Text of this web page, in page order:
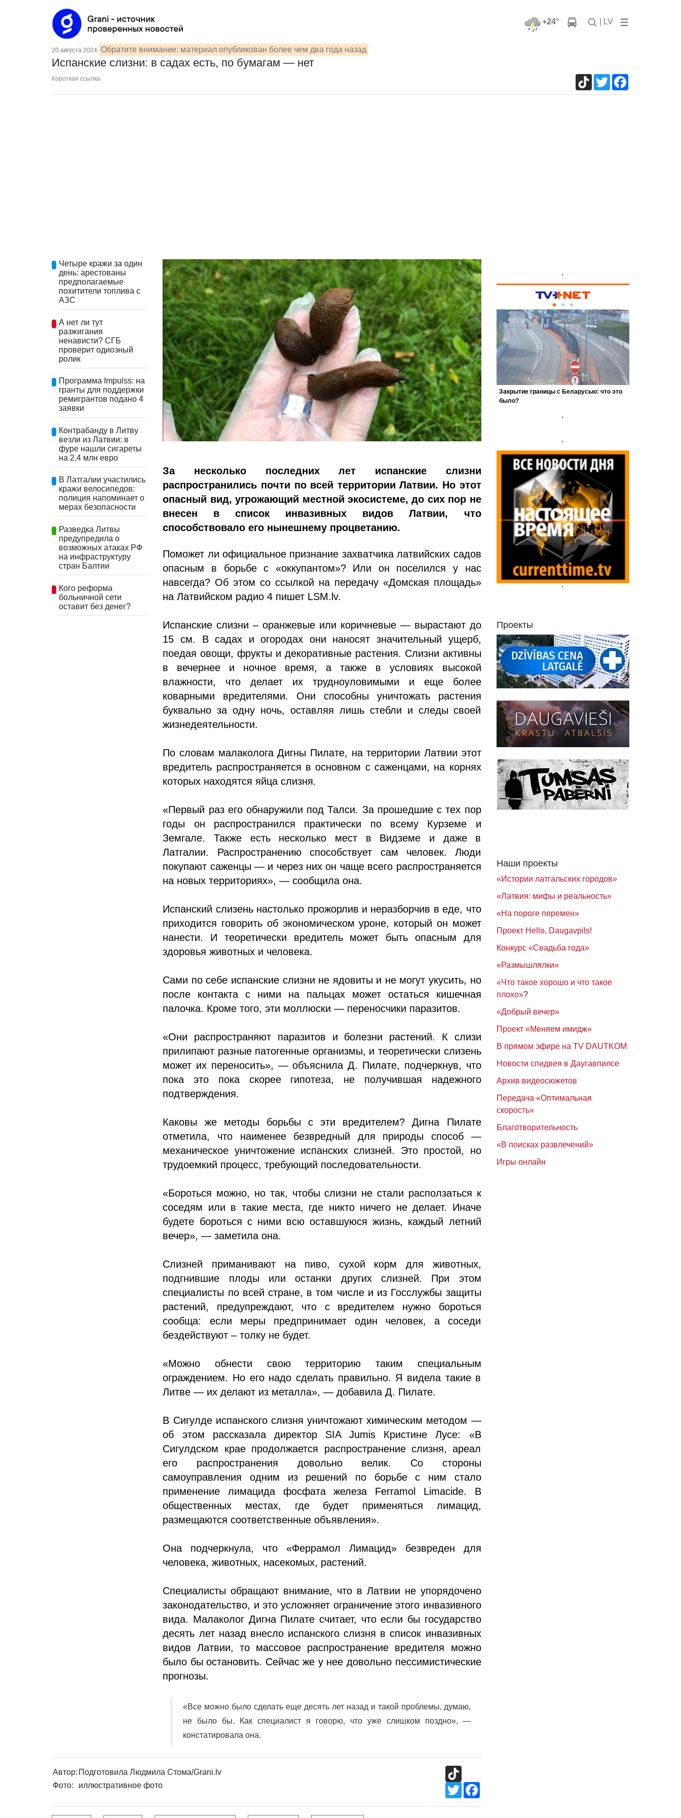
+24° | LV
20 августа 2024 Обратите внимание: материал опубликован более чем два года назад
Испанские слизни: в садах есть, по бумагам — нет
Короткая ссылка TikTokTwitter
Четыре кражи за один
день: арестованы
предполагаемые
похитители топлива с
АЗС
А нет ли тут
разжигания
ненависти? СГБ
проверит одиозный
ролик
Программа Impulss: на
гранты для поддержки
ремигрантов подано 4
заявки
Контрабанду в Литву
везли из Латвии: в
фуре нашли сигареты
на 2,4 млн евро
В Латгалии участились
кражи велосипедов:
полиция напоминает о
мерах безопасности
Разведка Литвы
предупредила о
возможных атаках РФ
на инфраструктуру
стран Балтии
Кого реформа
больничной сети
оставит без денег?
За несколько последних лет испанские слизни
распространились почти по всей территории Латвии. Но этот
опасный вид, угрожающий местной экосистеме, до сих пор не
внесен в список инвазивных видов Латвии, что
способствовало его нынешнему процветанию.
Поможет ли официальное признание захватчика латвийских садов
опасным в борьбе с «оккупантом»? Или он поселился у нас
навсегда? Об этом со ссылкой на передачу «Домская площадь»
на Латвийском радио 4 пишет LSM.lv.
Испанские слизни – оранжевые или коричневые — вырастают до
15 см. В садах и огородах они наносят значительный ущерб,
поедая овощи, фрукты и декоративные растения. Слизни активны
в вечернее и ночное время, а также в условиях высокой
влажности, что делает их трудноуловимыми и еще более
коварными вредителями. Они способны уничтожать растения
буквально за одну ночь, оставляя лишь стебли и следы своей
жизнедеятельности.
По словам малаколога Дигны Пилате, на территории Латвии этот
вредитель распространяется в основном с саженцами, на корнях
которых находятся яйца слизня.
«Первый раз его обнаружили под Талси. За прошедшие с тех пор
годы он распространился практически по всему Курземе и
Земгале. Также есть несколько мест в Видземе и даже в
Латгалии. Распространению способствует сам человек. Люди
покупают саженцы — и через них он чаще всего распространяется
на новых территориях», — сообщила она.
Испанский слизень настолько прожорлив и неразборчив в еде, что
приходится говорить об экономическом уроне, который он может
нанести. И теоретически вредитель может быть опасным для
здоровья животных и человека.
Сами по себе испанские слизни не ядовиты и не могут укусить, но
после контакта с ними на пальцах может остаться кишечная
палочка. Кроме того, эти моллюски — переносчики паразитов.
«Они распространяют паразитов и болезни растений. К слизи
прилипают разные патогенные организмы, и теоретически слизень
может их переносить», — объяснила Д. Пилате, подчеркнув, что
пока это пока скорее гипотеза, не получившая надежного
подтверждения.
Каковы же методы борьбы с эти вредителем? Дигна Пилате
отметила, что наименее безвредный для природы способ —
механическое уничтожение испанских слизней. Это простой, но
трудоемкий процесс, требующий последовательности.
«Бороться можно, но так, чтобы слизни не стали расползаться к
соседям или в такие места, где никто ничего не делает. Иначе
будете бороться с ними всю оставшуюся жизнь, каждый летний
вечер», — заметила она.
Слизней приманивают на пиво, сухой корм для животных,
подгнившие плоды или останки других слизней. При этом
специалисты по всей стране, в том числе и из Госслужбы защиты
растений, предупреждают, что с вредителем нужно бороться
сообща: если меры предпринимает один человек, а соседи
бездействуют – толку не будет.
«Можно обнести свою территорию таким специальным
ограждением. Но его надо сделать правильно. Я видела такие в
Литве — их делают из металла», — добавила Д. Пилате.
В Сигулде испанского слизня уничтожают химическим методом —
об этом рассказала директор SIA Jumis Кристине Лусе: «В
Сигулдском крае продолжается распространение слизня, ареал
его распространения довольно велик. Со стороны
самоуправления одним из решений по борьбе с ним стало
применение лимацида фосфата железа Ferramol Limacide. В
общественных местах, где будет применяться лимацид,
размещаются соответственные объявления».
Она подчеркнула, что «Феррамол Лимацид» безвреден для
человека, животных, насекомых, растений.
Специалисты обращают внимание, что в Латвии не упорядочено
законодательство, и это усложняет ограничение этого инвазивного
вида. Малаколог Дигна Пилате считает, что если бы государство
десять лет назад внесло испанского слизня в список инвазивных
видов Латвии, то массовое распространение вредителя можно
было бы остановить. Сейчас же у нее довольно пессимистические
прогнозы.
«Все можно было сделать еще десять лет назад и такой проблемы, думаю,
не было бы. Как специалист я говорю, что уже слишком поздно», —
констатировала она.
Автор: Подготовила Людмила Стома/Grani.lv
Фото:
иллюстративное фото
TikTok
TwitterFacebook
'
'
'
'
Проекты
Наши проекты
«Истории латгальских городов»
«Латвия: мифы и реальность»
«На пороге перемен»
Проект Hello, Daugavpils!
Конкурс «Свадьба года»
«Размышлялки»
«Что такое хорошо и что такое
плохо»?
«Добрый вечер»
Проект «Меняем имидж»
В прямом эфире на TV DAUTKOM
Новости спидвея в Даугавпилсе
Архив видеосюжетов
Передача «Оптимальная
скорость»
Благотворительность
«В поисках развлечений»
Игры онлайн